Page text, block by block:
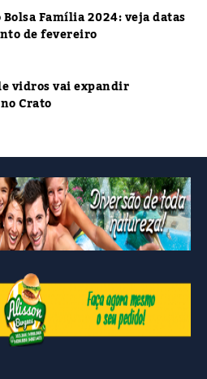
Família 2024: veja datas
de fevereiro
vidros vai expandir
Crato